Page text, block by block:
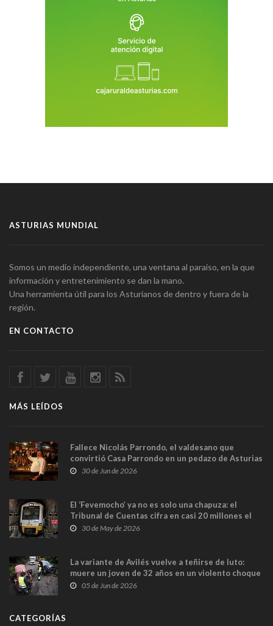
ASTURIAS MUNDIAL
Somos un medio independiente, una ventana al paraíso, en la que
información y entretenimiento se dan la mano.
Una herramienta útil para los Asturianos de dentro y fuera de la
región.
EN CONTACTO
MÁS LEÍDOS
Fallece Nicolás Parrondo, el valdesano que
convirtió Casa Parrondo en un pedazo de Asturias
en Madrid
30 de Jun de 2026
El ‘Fevemocho’ ya no es solo una chapuza: el
Tribunal de Cuentas cifra en casi 20 millones el
sobrecoste de los trenes que no cabían por los
30 de May de 2026
La variante de Avilés vuelve a teñirse de luto:
muere un joven de 32 años en un violento choque
frontal
05 de Jun de 2026
CATEGORÍAS